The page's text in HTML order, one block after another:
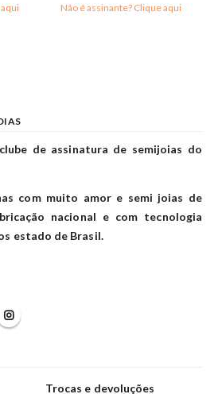
Não é assinante? Clique aqui
de assinatura de semijoias do
com muito amor e semi joias de
nacional e com tecnologia
estado de Brasil.
Trocas e devoluções